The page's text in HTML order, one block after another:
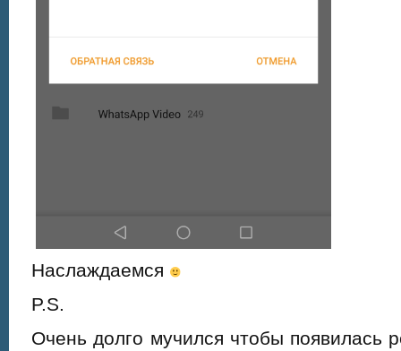
Наслаждаемся
P.S.
Очень долго мучился чтобы появилась